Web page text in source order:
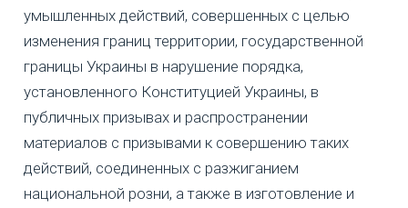
умышленных действий, совершенных с целью
изменения границ территории, государственной
границы Украины в нарушение порядка,
установленного Конституцией Украины, в
публичных призывах и распространении
материалов с призывами к совершению таких
действий, соединенных с разжиганием
национальной розни, а также в изготовление и